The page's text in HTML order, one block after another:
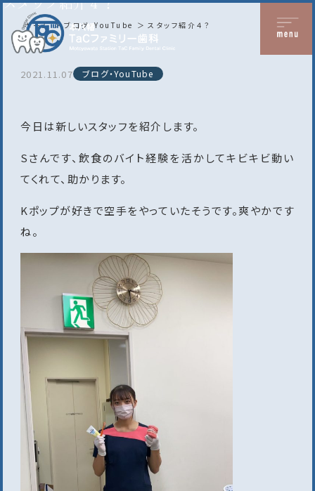
ホーム ブログ・YouTube スタッフ紹介４？
2021.11.07 ブログ・YouTube
今日は新しいスタッフを紹介します。
Sさんです、飲食のバイト経験を活かしてキビキビ動い
てくれて、助かります。
Kポップが好きで空手をやっていたそうです。爽やかです
ね。